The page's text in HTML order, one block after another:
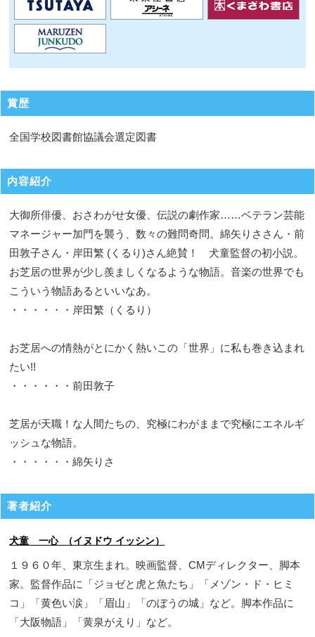
賞歴
全国学校図書館協議会選定図書
内容紹介
大御所俳優、おさわがせ女優、伝説の劇作家……ベテラン芸能
マネージャー加門を襲う、数々の難問奇問。綿矢りささん・前
田敦子さん・岸田繁 (くるり)さん絶賛！ 犬童監督の初小説。
お芝居の世界が少し羨ましくなるような物語。音楽の世界でも
こういう物語あるといいなあ。
・・・・・・岸田繁（くるり）
お芝居への情熱がとにかく熱いこの「世界」に私も巻き込まれ
たい!!
・・・・・・前田敦子
芝居が天職！な人間たちの、究極にわがままで究極にエネルギ
ッシュな物語。
・・・・・・綿矢りさ
著者紹介
犬童 一心 （イヌドウ イッシン）
１９６０年、東京生まれ。映画監督、CMディレクター、脚本
家。監督作品に「ジョゼと虎と魚たち」「メゾン・ド・ヒミ
コ」「黄色い涙」「眉山」「のぼうの城」など。脚本作品に
「大阪物語」「黄泉がえり」など。